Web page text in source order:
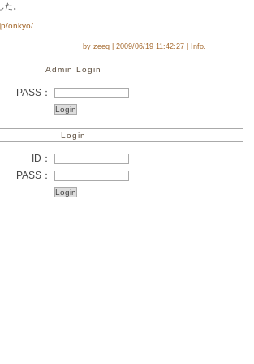
。
onkyo/
by zeeq | 2009/06/19 11:42:27 | Info.
Admin Login
PASS：
Login
ID：
PASS：